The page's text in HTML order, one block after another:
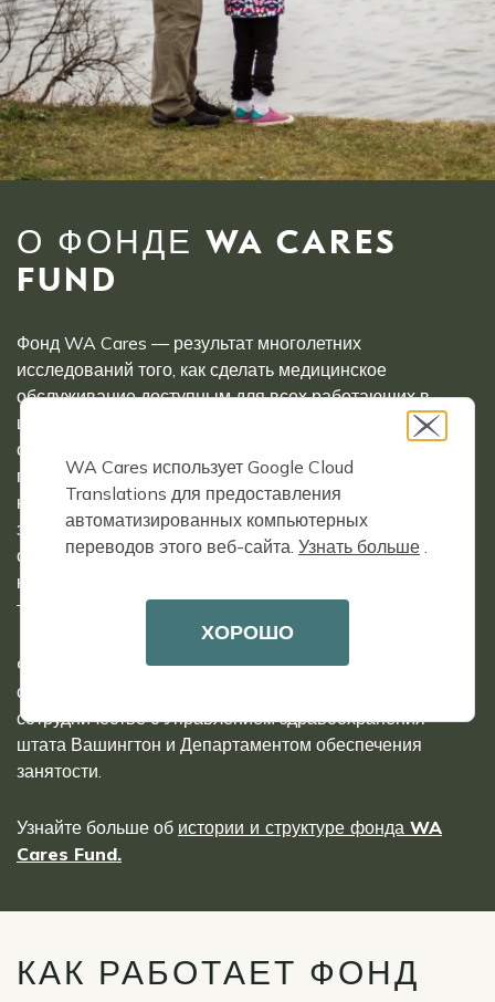
О ФОНДЕ WA CARES
FUND
Фонд WA Cares — результат многолетних
исследований того, как сделать медицинское
обслуживание доступным для всех работающих в
штате Вашингтон. Будучи государственной программой
страхования долгосрочного ухода, WA Cares
гарантирует покрытие для всех работающих
независимо от наличия ранее существовавших
заболеваний. Вашингтон — первый штат в стране,
создавший доступный способ для широкого среднего
класса получить доступ к долгосрочному уходу, не
тратя при этом все свои сбережения.
Фонд WA Cares находится в ведении Департамента
социальных и медицинских услуг штата Вашингтон в
сотрудничестве с Управлением здравоохранения
штата Вашингтон и Департаментом обеспечения
занятости.
Узнайте больше об истории и структуре фонда WA
Cares Fund.
КАК РАБОТАЕТ ФОНД
WA Cares использует Google Cloud
Translations для предоставления
автоматизированных компьютерных
переводов этого веб-сайта. Узнать больше.
ХОРОШО